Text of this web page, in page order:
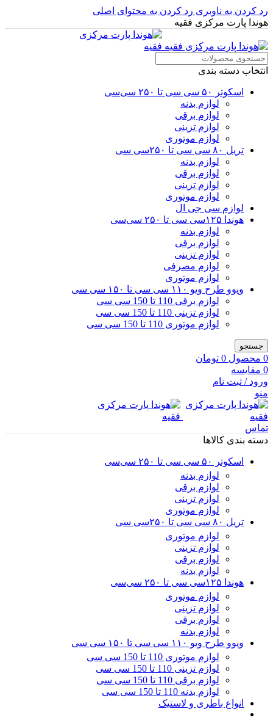
رد کردن به ناوبری رد کردن به محتوای اصلی
هوندا پارت مرکزی فقیه
انتخاب دسته بندی
اسکوتر ۵۰ سی سی تا ۲۵۰ سی‌سی
لوازم بدنه
لوازم برقی
لوازم تزینی
لوازم موتوری
تریل ۸۰ سی سی تا ۲۵۰سی سی
لوازم بدنه
لوازم برقی
لوازم تزینی
لوازم موتوری
لوازم سی جی ال
هوندا ۱۲۵سی سی تا ۲۵۰ سی‌سی
لوازم بدنه
لوازم برقی
لوازم تزینی
لوازم مصرفی
لوازم موتوری
ویوو طرح ویو ۱۱۰ سی سی تا ۱۵۰ سی سی
لوازم برقی 110 تا 150 سی سی
لوازم تزینی 110 تا 150 سی سی
لوازم موتوری 110 تا 150 سی سی
جستجو
0 محصول 0 تومان
0 مقایسه
ورود / ثبت نام
منو
تماس
دسته بندی کالاها
اسکوتر ۵۰ سی سی تا ۲۵۰ سی‌سی
لوازم بدنه
لوازم برقی
لوازم تزینی
لوازم موتوری
تریل ۸۰ سی سی تا ۲۵۰سی سی
لوازم موتوری
لوازم تزینی
لوازم برقی
لوازم بدنه
هوندا ۱۲۵سی سی تا ۲۵۰ سی‌سی
لوازم موتوری
لوازم تزینی
لوازم برقی
لوازم بدنه
ویوو طرح ویو ۱۱۰ سی سی تا ۱۵۰ سی سی
لوازم موتوری 110 تا 150 سی سی
لوازم تزینی 110 تا 150 سی سی
لوازم برقی 110 تا 150 سی سی
لوازم بدنه 110 تا 150 سی سی
انواع باطری و لاستیک